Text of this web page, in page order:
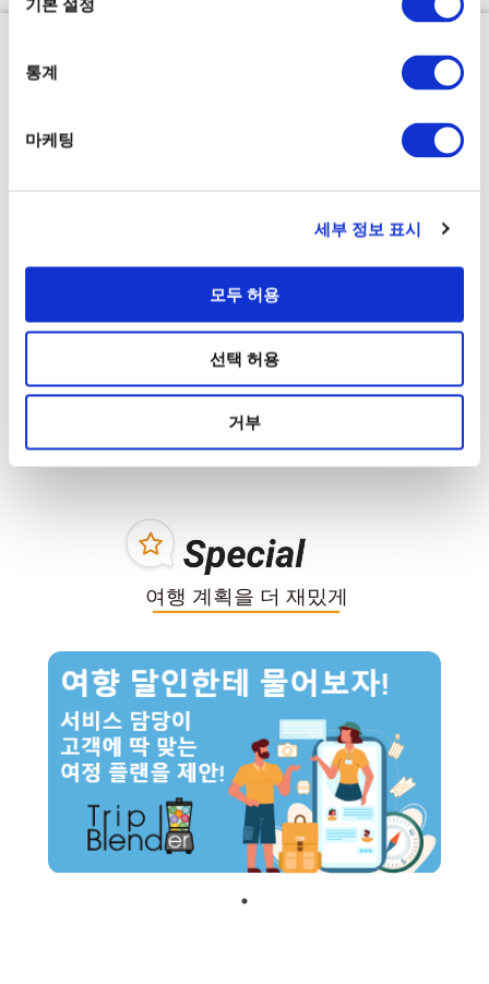
기본 설정
통계
마케팅
세부 정보 표시
모두 허용
선택 허용
거부